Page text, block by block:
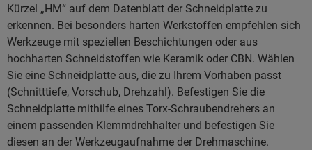
Kürzel „HM“ auf dem Datenblatt der Schneidplatte zu
erkennen. Bei besonders harten Werkstoffen empfehlen sich
Werkzeuge mit speziellen Beschichtungen oder aus
hochharten Schneidstoffen wie Keramik oder CBN. Wählen
Sie eine Schneidplatte aus, die zu Ihrem Vorhaben passt
(Schnitttiefe, Vorschub, Drehzahl). Befestigen Sie die
Schneidplatte mithilfe eines Torx-Schraubendrehers an
einem passenden Klemmdrehhalter und befestigen Sie
diesen an der Werkzeugaufnahme der Drehmaschine.